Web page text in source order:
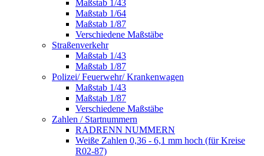
Maßstab 1/43
Maßstab 1/64
Maßstab 1/87
Verschiedene Maßstäbe
Straßenverkehr
Maßstab 1/43
Maßstab 1/87
Polizei/ Feuerwehr/ Krankenwagen
Maßstab 1/43
Maßstab 1/87
Verschiedene Maßstäbe
Zahlen / Startnummern
RADRENN NUMMERN
Weiße Zahlen 0,36 - 6,1 mm hoch (für Kreise
R02-87)